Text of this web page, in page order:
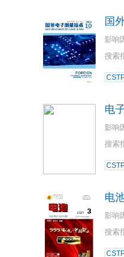
国
影响
搜索
电
影响
搜索
电
影响
搜索